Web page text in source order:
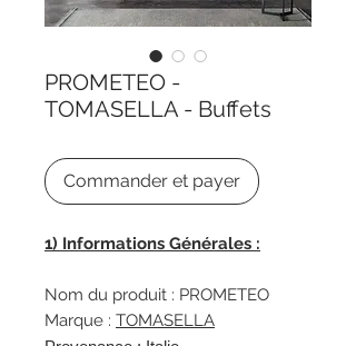
PROMETEO -
TOMASELLA - Buffets
Commander et payer
1) Informations Générales :
Nom du produit : PROMETEO
Marque : TOMASELLA